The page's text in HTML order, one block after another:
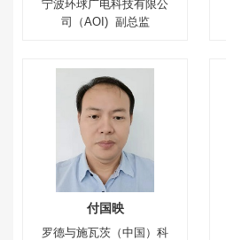
宁波环球广电科技有限公
司（AOI) 副总监
付国映
罗德与施瓦茨（中国）科